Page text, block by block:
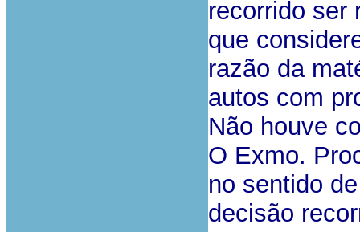
recorrido ser
que
razão da
autos com
Não houve
O Exmo.
no sentido
decisão